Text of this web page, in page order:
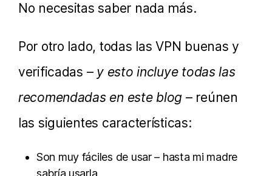
No necesitas saber nada más.
Por otro lado, todas las VPN buenas y
verificadas – y esto incluye todas las
recomendadas en este blog – reúnen
las siguientes características:
Son muy fáciles de usar – hasta mi madre
sabría usarla